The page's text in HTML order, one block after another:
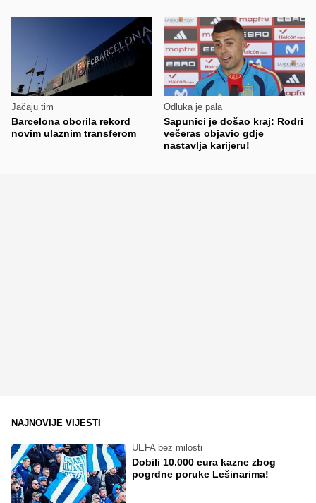
Jačaju tim
Barcelona oborila rekord
novim ulaznim transferom
Odluka je pala
Sapunici je došao kraj: Rodri
večeras objavio gdje
nastavlja karijeru!
NAJNOVIJE VIJESTI
UEFA bez milosti
Dobili 10.000 eura kazne zbog
pogrdne poruke Lešinarima!